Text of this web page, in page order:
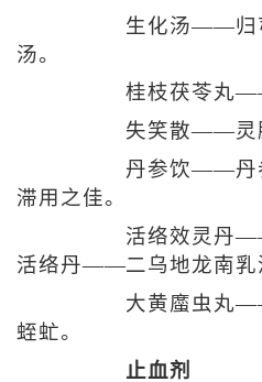
生化汤——归芎
汤。
桂枝茯苓丸——
失笑散——灵脂
丹参饮——丹参
滞用之佳。
活络效灵丹——
活络丹——二乌地龙南乳
大黄䗪虫丸——
蛭虻。
止血剂